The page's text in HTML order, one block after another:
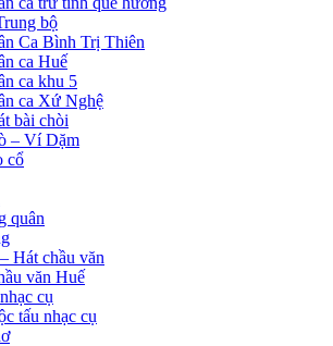
bộ
Ca Bình Trị Thiên
ca Huế
ca khu 5
ca Xứ Nghệ
bài chòi
– Ví Dặm
cổ
quân
Hát chầu văn
văn Huế
cụ
tấu nhạc cụ